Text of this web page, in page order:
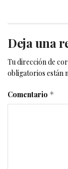
Deja una
Tu dirección de
obligatorios están
Comentario *